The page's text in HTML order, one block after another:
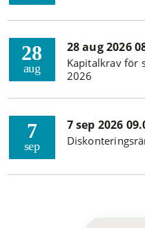
28
aug
28 aug 2026
Kapitalkrav för
2026
7
sep
7 sep 2026